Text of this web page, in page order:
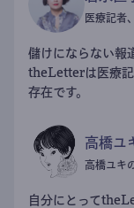
医療記者
儲けにならない報
theLetterは医療記
存在です。
高橋ユ
高橋ユキ
自分にとって